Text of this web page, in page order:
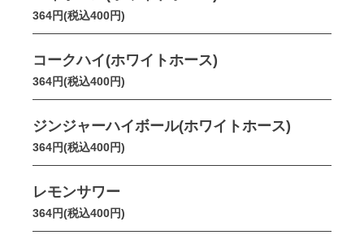
364円(税込400円)
コークハイ(ホワイトホース)
364円(税込400円)
ジンジャーハイボール(ホワイトホース)
364円(税込400円)
レモンサワー
364円(税込400円)